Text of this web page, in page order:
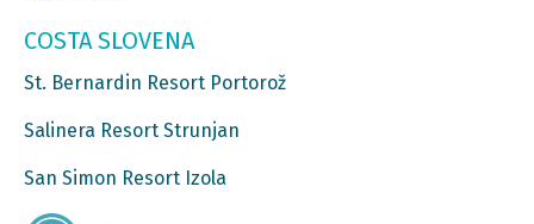
COSTA SLOVENA
St. Bernardin Resort Portorož
Salinera Resort Strunjan
San Simon Resort Izola